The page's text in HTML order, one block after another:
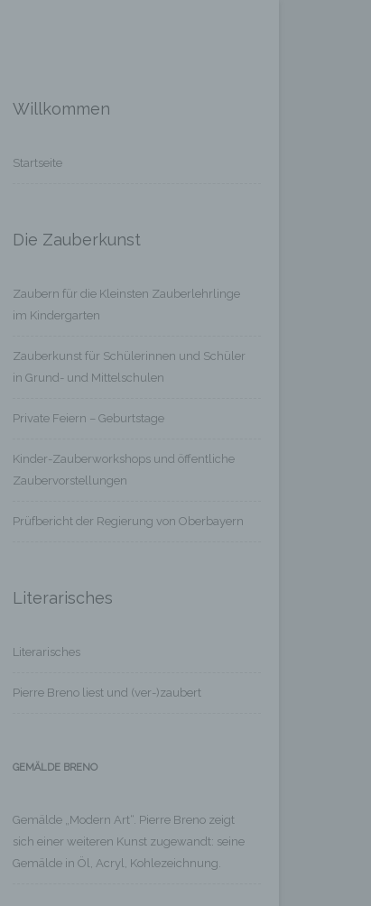
Willkommen
Startseite
Die Zauberkunst
Zaubern für die Kleinsten Zauberlehrlinge
im Kindergarten
Zauberkunst für Schülerinnen und Schüler
in Grund- und Mittelschulen
Private Feiern – Geburtstage
Kinder-Zauberworkshops und öffentliche
Zaubervorstellungen
Prüfbericht der Regierung von Oberbayern
Literarisches
Literarisches
Pierre Breno liest und (ver-)zaubert
GEMÄLDE BRENO
Gemälde „Modern Art“. Pierre Breno zeigt
sich einer weiteren Kunst zugewandt: seine
Gemälde in Öl, Acryl, Kohlezeichnung.